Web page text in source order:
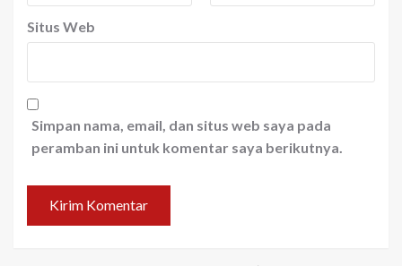
Situs Web
Simpan nama, email, dan situs web saya pada
peramban ini untuk komentar saya berikutnya.